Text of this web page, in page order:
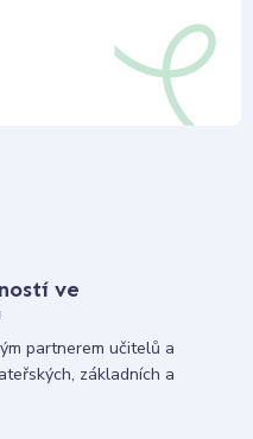
ve
partnerem učitelů a
základních a